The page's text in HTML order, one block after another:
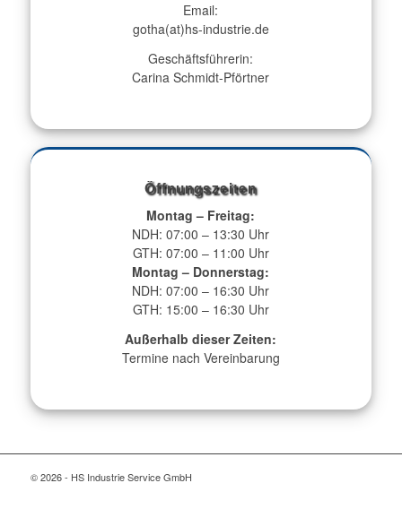
Email:
gotha(at)hs-industrie.de
Geschäftsführerin:
Carina Schmidt-Pförtner
Öffnungszeiten
Montag – Freitag:
NDH: 07:00 – 13:30 Uhr
GTH: 07:00 – 11:00 Uhr
Montag – Donnerstag:
NDH: 07:00 – 16:30 Uhr
GTH: 15:00 – 16:30 Uhr
Außerhalb dieser Zeiten:
Termine nach Vereinbarung
© 2026 - HS Industrie Service GmbH